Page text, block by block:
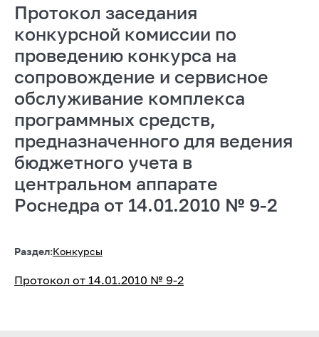
Протокол заседания
конкурсной комиссии по
проведению конкурса на
сопровождение и сервисное
обслуживание комплекса
программных средств,
предназначенного для ведения
бюджетного учета в
центральном аппарате
Роснедра от 14.01.2010 № 9-2
Раздел:Конкурсы
Протокол от 14.01.2010 № 9-2